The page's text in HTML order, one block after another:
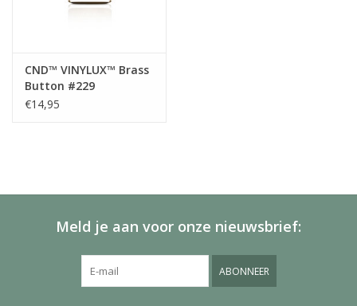
CND™ VINYLUX™ Brass
Button #229
€14,95
Meld je aan voor onze nieuwsbrief:
ABONNEER